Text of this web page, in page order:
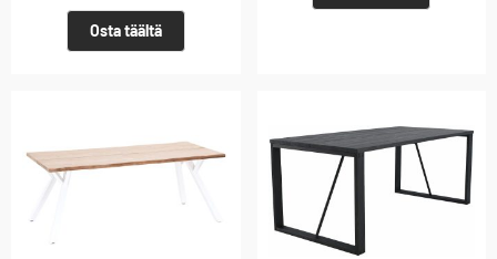
Osta täältä